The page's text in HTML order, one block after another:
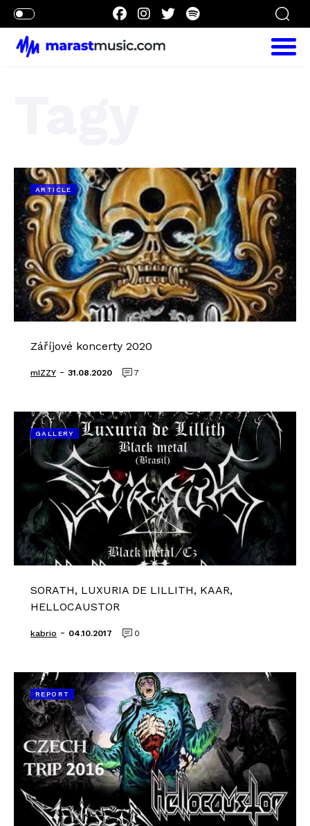
ARTICLE
Záříjové koncerty 2020
mIZZY - 31.08.2020 7
GALLERY
SORATH, LUXURIA DE LILLITH, KAAR,
HELLOCAUSTOR
kabrio - 04.10.2017 0
REPORT